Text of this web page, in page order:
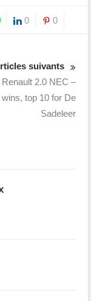
0 0
suivants
2.0 NEC –
top 10 for De
Sadeleer